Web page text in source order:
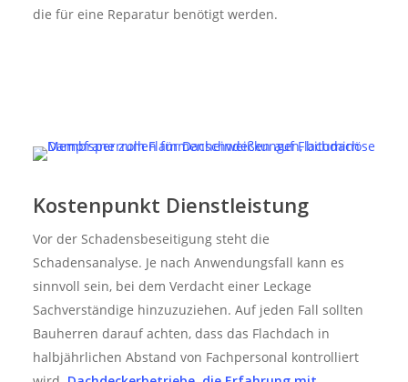
die für eine Reparatur benötigt werden.
Kostenpunkt Dienstleistung
Vor der Schadensbeseitigung steht die
Schadensanalyse. Je nach Anwendungsfall kann es
sinnvoll sein, bei dem Verdacht einer Leckage
Sachverständige hinzuzuziehen. Auf jeden Fall sollten
Bauherren darauf achten, dass das Flachdach in
halbjährlichen Abstand von Fachpersonal kontrolliert